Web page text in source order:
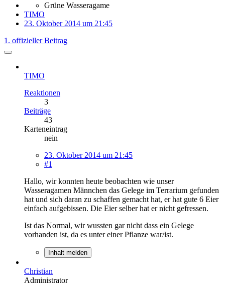
Grüne Wasseragame
TIMO
23. Oktober 2014 um 21:45
1. offizieller Beitrag
TIMO
Reaktionen
3
Beiträge
43
Karteneintrag
nein
23. Oktober 2014 um 21:45
#1
Hallo, wir konnten heute beobachten wie unser
Wasseragamen Männchen das Gelege im Terrarium gefunden
hat und sich daran zu schaffen gemacht hat, er hat gute 6 Eier
einfach aufgebissen. Die Eier selber hat er nicht gefressen.
Ist das Normal, wir wussten gar nicht dass ein Gelege
vorhanden ist, da es unter einer Pflanze war/ist.
Inhalt melden
Christian
Administrator